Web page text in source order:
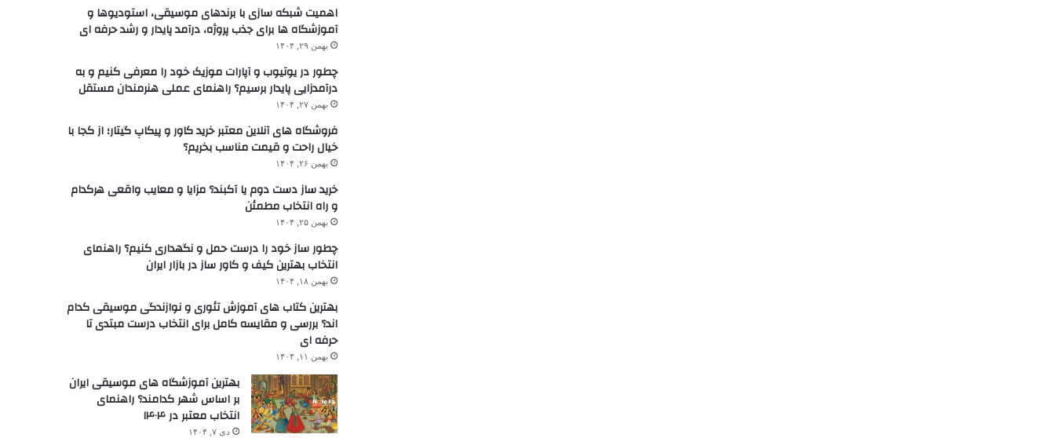
اهمیت شبکه سازی با برندهای موسیقی، استودیوها و
آموزشگاه ها برای جذب پروژه، درآمد پایدار و رشد حرفه ای
بهمن ۲۹, ۱۴۰۴
چطور در یوتیوب و آپارات موزیک خود را معرفی کنیم و به
درآمدزایی پایدار برسیم؟ راهنمای عملی هنرمندان مستقل
بهمن ۲۷, ۱۴۰۴
فروشگاه های آنلاین معتبر خرید کاور و پیکاپ گیتار؛ از کجا با
خیال راحت و قیمت مناسب بخریم؟
بهمن ۲۶, ۱۴۰۴
خرید ساز دست دوم یا آکبند؟ مزایا و معایب واقعی هرکدام
و راه انتخاب مطمئن
بهمن ۲۵, ۱۴۰۴
چطور ساز خود را درست حمل و نگهداری کنیم؟ راهنمای
انتخاب بهترین کیف و کاور ساز در بازار ایران
بهمن ۱۸, ۱۴۰۴
بهترین کتاب های آموزش تئوری و نوازندگی موسیقی کدام
اند؟ بررسی و مقایسه کامل برای انتخاب درست مبتدی تا
حرفه ای
بهمن ۱۱, ۱۴۰۴
بهترین آموزشگاه های موسیقی ایران
بر اساس شهر کدامند؟ راهنمای
انتخاب معتبر در ۱۴۰۴
دی ۷, ۱۴۰۴